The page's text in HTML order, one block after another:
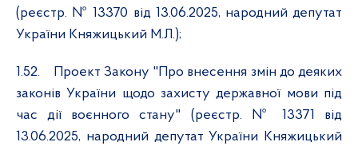
(реєстр. № 13370 від 13.06.2025, народний депутат
України Княжицький М.Л.);
1.52.
Проект Закону "Про внесення змін до деяких
законів України щодо захисту державної мови під
час дії воєнного стану" (реєстр. № 13371 від
13.06.2025, народний депутат України Княжицький